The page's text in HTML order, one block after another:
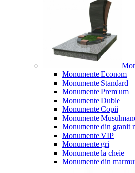
Monumente Econom
Monumente Standard
Monumente Premium
Monumente Duble
Monumente Copii
Monumente
Monumente din granit
Monumente VIP
Monumente gri
Monumente la cheie
Monumente din